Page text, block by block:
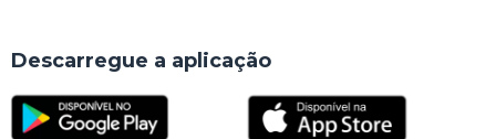
Descarregue a aplicação